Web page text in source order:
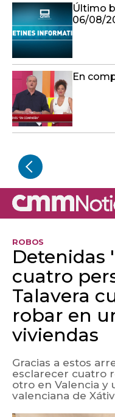
Último
06/08/
En
ROBOS
Detenidas
cuatro
Talavera
robar en
viviendas
Gracias a estos
esclarecer cuatro
otro en Valencia y
valenciana de